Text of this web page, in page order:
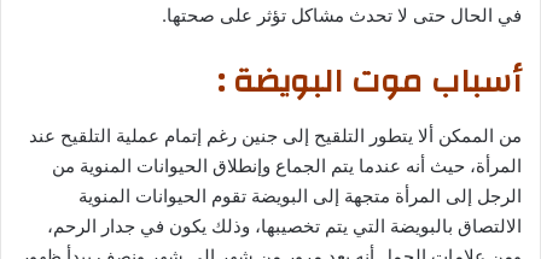
في الحال حتى لا تحدث مشاكل تؤثر على صحتها.
أسباب موت البويضة :
من الممكن ألا يتطور التلقيح إلى جنين رغم إتمام عملية التلقيح عند
المرأة، حيث أنه عندما يتم الجماع وإنطلاق الحيوانات المنوية من
الرجل إلى المرأة متجهة إلى البويضة تقوم الحيوانات المنوية
الالتصاق بالبويضة التي يتم تخصيبها، وذلك يكون في جدار الرحم،